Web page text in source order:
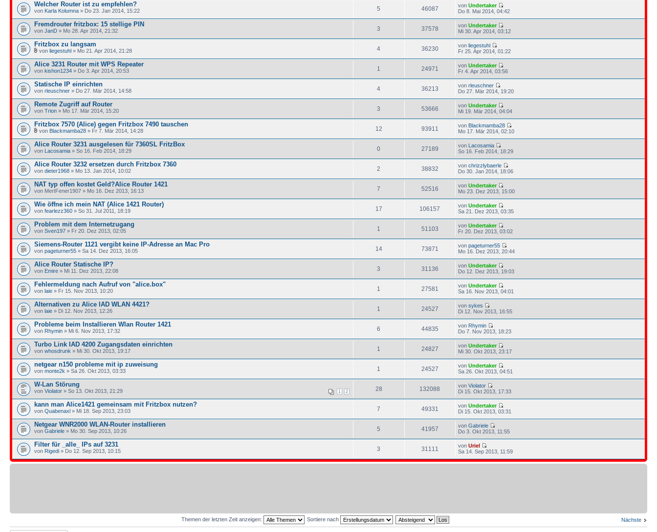
Welcher Router ist zu empfehlen?
von Karla Kolumna » Do 23. Jan 2014, 15:22 5 46087 vonUndertaker
Do 8. Mai 2014, 04:42
Fremdrouter fritzbox: 15 stellige PIN
von JanD » Mo 28. Apr 2014, 21:32 3 37578 vonUndertaker
Mi 30. Apr 2014, 03:12
Fritzbox zu langsam
von liegestuhl » Mo 21. Apr 2014, 21:28 4 36230 vonliegestuhl
Fr 25. Apr 2014, 01:22
Alice 3231 Router mit WPS Repeater
von kishon1234 » Do 3. Apr 2014, 20:53 1 24971 vonUndertaker
Fr 4. Apr 2014, 03:56
Statische IP einrichten
von rleuschner » Do 27. Mär 2014, 14:58 4 36213 vonrleuschner
Do 27. Mär 2014, 19:20
Remote Zugriff auf Router
von Trion » Mo 17. Mär 2014, 15:20 3 53666 vonUndertaker
Mi 19. Mär 2014, 04:04
Fritzbox 7570 (Alice) gegen Fritzbox 7490 tauschen
von Blackmamba28 » Fr 7. Mär 2014, 14:28 12 93911 von Blackmamba28
Mo 17. Mär 2014, 02:10
Alice Router 3231 ausgelesen für 7360SL FritzBox
von Lacosamia » So 16. Feb 2014, 18:29 0 27189 von Lacosamia
So 16. Feb 2014, 18:29
Alice Router 3232 ersetzen durch Fritzbox 7360
von dieter1968 » Mo 13. Jan 2014, 10:02 2 38832 vonchrizzlybaerle
Do 30. Jan 2014, 18:06
NAT typ offen kostet Geld?Alice Router 1421
von MertFener1907 » Mo 16. Dez 2013, 16:13 7 52516 vonUndertaker
Mo 23. Dez 2013, 15:00
Wie öffne ich mein NAT (Alice 1421 Router)
von fearlezz360 » So 31. Jul 2011, 18:19 17 106157 vonUndertaker
Sa 21. Dez 2013, 03:35
Problem mit dem Internetzugang
von Sven197 » Fr 20. Dez 2013, 02:05 1 51103 vonUndertaker
Fr 20. Dez 2013, 03:02
Siemens-Router 1121 vergibt keine IP-Adresse an Mac Pro
von pageturner55 » Sa 14. Dez 2013, 16:05 14 73871 vonpageturner55
Mo 16. Dez 2013, 20:44
Alice Router Statische IP?
von Emire » Mi 11. Dez 2013, 22:08 3 31136 vonUndertaker
Do 12. Dez 2013, 19:03
Fehlermeldung nach Aufruf von "alice.box"
von laie » Fr 15. Nov 2013, 10:20 1 27581 vonUndertaker
Sa 16. Nov 2013, 04:01
Alternativen zu Alice IAD WLAN 4421?
von laie » Di 12. Nov 2013, 12:26 1 24527 vonsykes
Di 12. Nov 2013, 16:55
Probleme beim Installieren Wlan Router 1421
von Rhymin » Mi 6. Nov 2013, 17:32 6 44835 von Rhymin
Do 7. Nov 2013, 18:23
Turbo Link IAD 4200 Zugangsdaten einrichten
von whosdrunk » Mi 30. Okt 2013, 19:17 1 24827 vonUndertaker
Mi 30. Okt 2013, 23:17
netgear n150 probleme mit ip zuweisung
von monte2k » Sa 26. Okt 2013, 03:33 1 24527 vonUndertaker
Sa 26. Okt 2013, 04:51
W-Lan Störung
1 2
von Violator » So 13. Okt 2013, 21:29 28 132088 vonViolator
Di 15. Okt 2013, 17:33
kann man Alice1421 gemeinsam mit Fritzbox nutzen?
von Quabenaxl » Mi 18. Sep 2013, 23:03 7 49331 vonUndertaker
Di 15. Okt 2013, 03:31
Netgear WNR2000 WLAN-Router installieren
von Gabriele » Mo 30. Sep 2013, 10:26 5 41957 vonGabriele
Do 3. Okt 2013, 11:55
Filter für _alle_ IPs auf 3231
von Rigedi » Do 12. Sep 2013, 10:15 3 31111 vonUriel
Sa 14. Sep 2013, 11:59
Nächste
Themen der letzten Zeit anzeigen: Sortiere nach